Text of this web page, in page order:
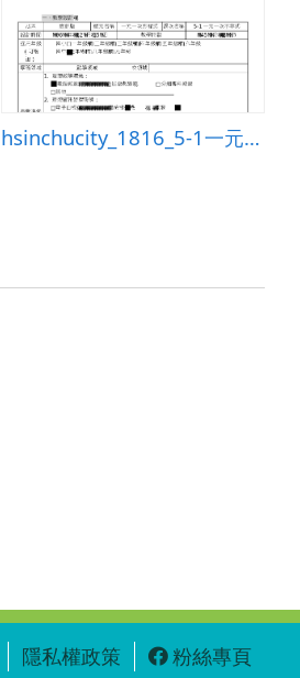
hsinchucity_1816_5-1一元一次不等式教學活動設計(康軒)
隱私權政策 粉絲專頁